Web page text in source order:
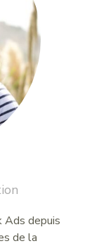
Ads depuis
de la